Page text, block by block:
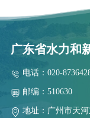
广东省水力和
电话：020-
邮编：510630
地址：广州市天